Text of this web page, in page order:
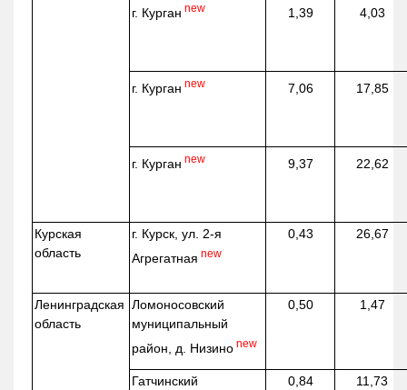
г. Курган new 1,39 4,03
г. Курган new 7,06 17,85
г. Курган new 9,37 22,62
Курская
область
г. Курск, ул. 2-я
Агрегатная new
0,43 26,67
Ленинградская
область
Ломоносовский
муниципальный
район, д. Низино new
0,50 1,47
Гатчинский
0,84 11,73